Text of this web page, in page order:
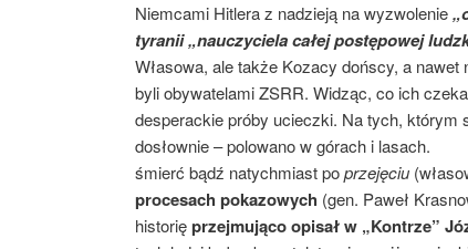
Niemcami Hitlera z nadzieją na wyzwolenie
tyranii „nauczyciela całej postępowej
Własowa, ale także Kozacy dońscy, a
byli obywatelami ZSRR. Widząc, co ich
desperackie próby ucieczki. Na tych, którym
dosłownie – polowano w górach i
śmierć bądź natychmiast poprzejęciu
procesach pokazowych (gen. Paweł
historięprzejmująco opisał w „Kontrze”